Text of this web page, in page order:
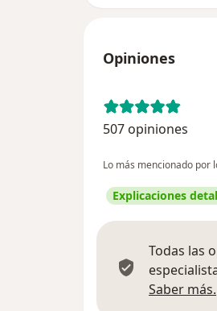
Opiniones
507 opiniones
Lo más mencionado por
Explicaciones
Todas las
Saber más.